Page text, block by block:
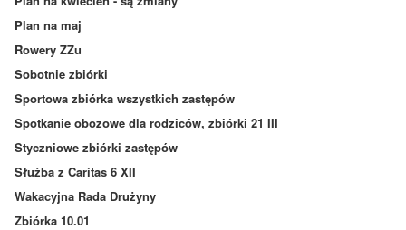
Plan na maj
Rowery ZZu
Sobotnie zbiórki
Sportowa zbiórka wszystkich zastępów
Spotkanie obozowe dla rodziców, zbiórki 21 III
Styczniowe zbiórki zastępów
Służba z Caritas 6 XII
Wakacyjna Rada Drużyny
Zbiórka 10.01